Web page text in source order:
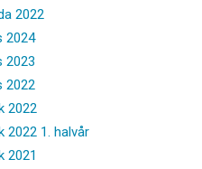
2022
2024
2023
2022
2022
2022 1. halvår
2021